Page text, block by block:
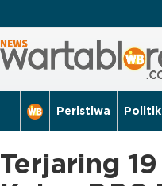
Peristiwa Politik
Terjaring